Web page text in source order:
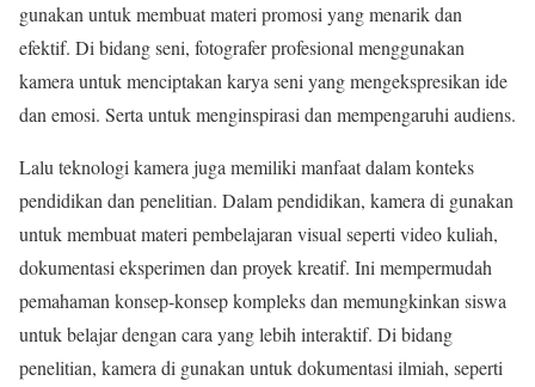
gunakan untuk membuat materi promosi yang menarik dan
efektif. Di bidang seni, fotografer profesional menggunakan
kamera untuk menciptakan karya seni yang mengekspresikan ide
dan emosi. Serta untuk menginspirasi dan mempengaruhi audiens.
Lalu teknologi kamera juga memiliki manfaat dalam konteks
pendidikan dan penelitian. Dalam pendidikan, kamera di gunakan
untuk membuat materi pembelajaran visual seperti video kuliah,
dokumentasi eksperimen dan proyek kreatif. Ini mempermudah
pemahaman konsep-konsep kompleks dan memungkinkan siswa
untuk belajar dengan cara yang lebih interaktif. Di bidang
penelitian, kamera di gunakan untuk dokumentasi ilmiah, seperti